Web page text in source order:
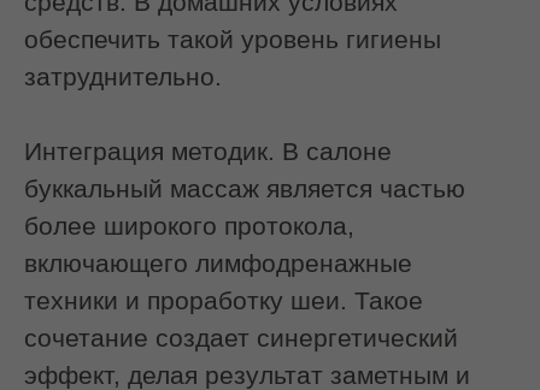
Хочется выглядеть идеально, но
инъекции делать страшно, а времени
на долгий уход мало. Буккальный
Курс из 3-5 процедур позволяет:
Быстро убрать отечность,
«осушить» лицо;
Сделать черты более четкими и
фотогеничными;
усталости и стресса;
Придать коже сияние, которое